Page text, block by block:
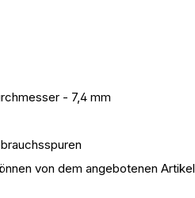
- 7,4 mm
von dem angebotenen Artikel